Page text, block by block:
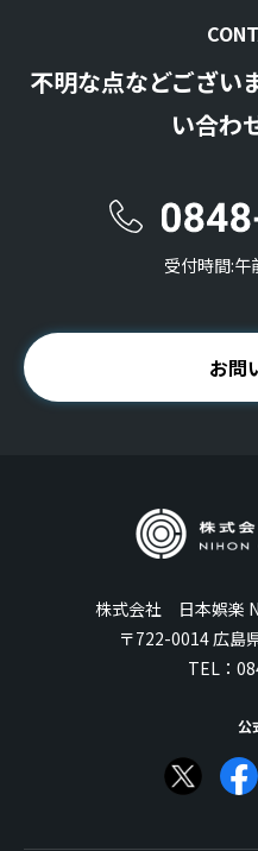
不明な点などござい
い合わ
受付時間:午
お問
株式会社 日本娯楽
〒722-0014 広島
TEL：
公